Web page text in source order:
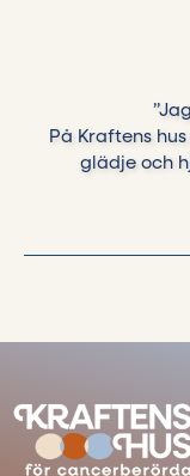
På Kraftens
glädje och